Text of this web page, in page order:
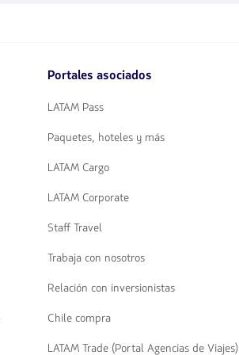
flechas
navegar
Portales asociados
LATAM Pass
Paquetes, hoteles y más
LATAM Cargo
LATAM Corporate
Staff Travel
Trabaja con nosotros
Relación con inversionistas
Chile compra
LATAM Trade (Portal Agencias de Viajes)